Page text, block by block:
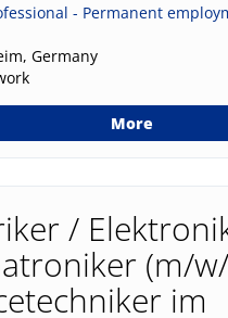
- Permanent
Germany
More
/
(m/
im